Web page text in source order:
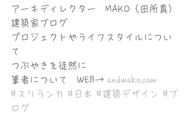
アーキディレクター　MAKO（田所真）
建築家ブログ
プロジェクトやライフスタイルについ
て
つぶやきを徒然に
筆者について　WEB→ andmako.com
#スリランカ #日本 #建築デザイン #ブ
ログ